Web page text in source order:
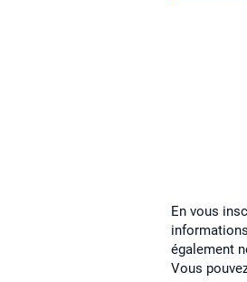
En vous
également
Vous